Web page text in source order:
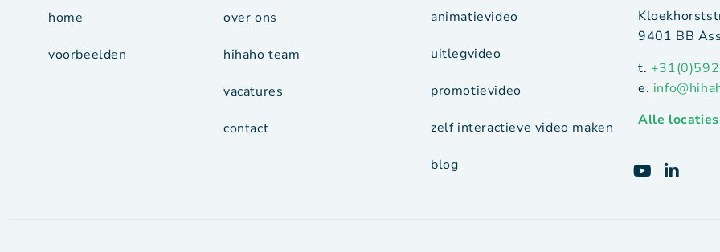
home
voorbeelden
over ons
hihaho team
vacatures
contact
animatievideo
uitlegvideo
promotievideo
zelf interactieve video maken
blog
9401 BB
t.
e.
Alle locaties